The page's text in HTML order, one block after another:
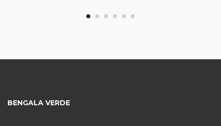
BENGALA VERDE